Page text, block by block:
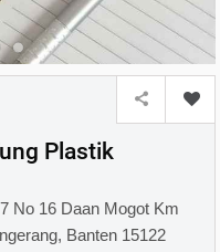
Plastik
No 16 Daan Mogot Km
Banten 15122